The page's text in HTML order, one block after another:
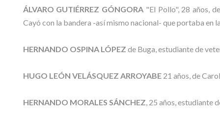
ÁLVARO GUTIÉRREZ GÓNGORA "El Pollo", 28 años,
Cayó con la bandera -así mismo nacional- que portaba
HERNANDO OSPINA LÓPEZ de Buga, estudiante de
HUGO LEÓN VELÁSQUEZ ARROYABE21 años, de
HERNANDO MORALES SÁNCHEZ , 25 años, estudiante